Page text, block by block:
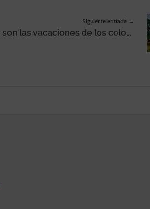
Siguiente entrada
Cómo son las vacaciones de los colombianos: el 45% ha salido de vacaciones en el último año, según Kantar